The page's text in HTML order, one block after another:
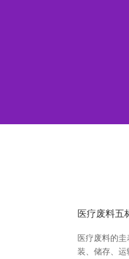
医疗废料五
医疗废料的
装、储存、